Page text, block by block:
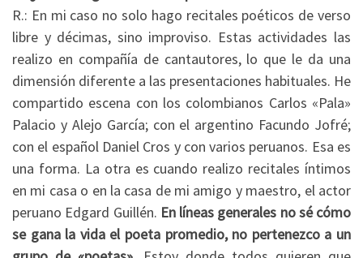
R.: En mi caso no solo hago recitales poéticos de verso
libre y décimas, sino improviso. Estas actividades las
realizo en compañía de cantautores, lo que le da una
dimensión diferente a las presentaciones habituales. He
compartido escena con los colombianos Carlos «Pala»
Palacio y Alejo García; con el argentino Facundo Jofré;
con el español Daniel Cros y con varios peruanos. Esa es
una forma. La otra es cuando realizo recitales íntimos
en mi casa o en la casa de mi amigo y maestro, el actor
peruano Edgard Guillén. En líneas generales no sé cómo
se gana la vida el poeta promedio, no pertenezco a un